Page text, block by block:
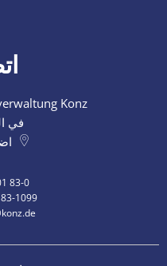
Konz
في
83-0
1099